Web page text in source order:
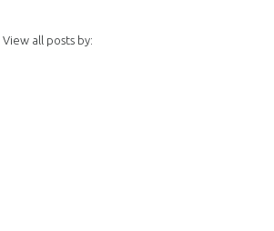
View all posts by: